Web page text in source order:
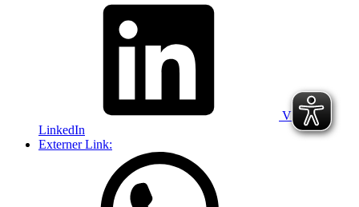
VdK auf
LinkedIn
Externer Link: